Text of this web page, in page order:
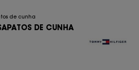
de cunha
DE CUNHA